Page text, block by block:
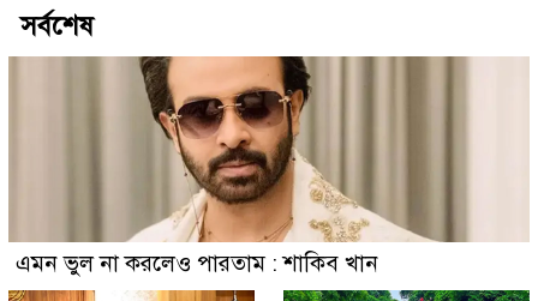
সর্বশেষ
এমন ভুল না করলেও পারতাম : শাকিব খান